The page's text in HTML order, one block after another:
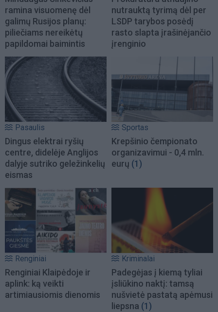
ramina visuomenę dėl
galimų Rusijos planų:
piliečiams nereikėtų
papildomai baimintis
nutrauktą tyrimą dėl per
LSDP tarybos posėdį
rasto slapta įrašinėjančio
įrenginio
Pasaulis
Dingus elektrai ryšių
centre, didelėje Anglijos
dalyje sutriko geležinkelių
eismas
Sportas
Krepšinio čempionato
organizavimui - 0,4 mln.
eurų (1)
Renginiai
Renginiai Klaipėdoje ir
aplink: ką veikti
artimiausiomis dienomis
Kriminalai
Padegėjas į kiemą tyliai
įsliūkino naktį: tamsą
nušvietė pastatą apėmusi
liepsna (1)